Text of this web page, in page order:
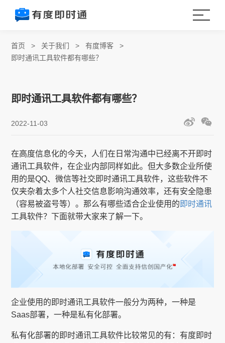
首页 > 关于我们 >有度博客 >
即时通讯工具软件都有哪些？
即时通讯工具软件都有哪些？
2022-11-03
在高度信息化的今天，人们在日常沟通中已经离不开即时
通讯工具软件，在企业内部同样如此。但大多数企业所使
用的是QQ、微信等社交即时通讯工具软件，这些软件不
仅夹杂着太多个人社交信息影响沟通效率，还有安全隐患
（容易被盗号等）。那么有哪些适合企业使用的 即时通讯
工具软件？下面就带大家来了解一下。
企业使用的即时通讯工具软件一般分为两种，一种是
Saas部署，一种是私有化部署。
私有化部署的即时通讯工具软件比较常见的有：有度即时